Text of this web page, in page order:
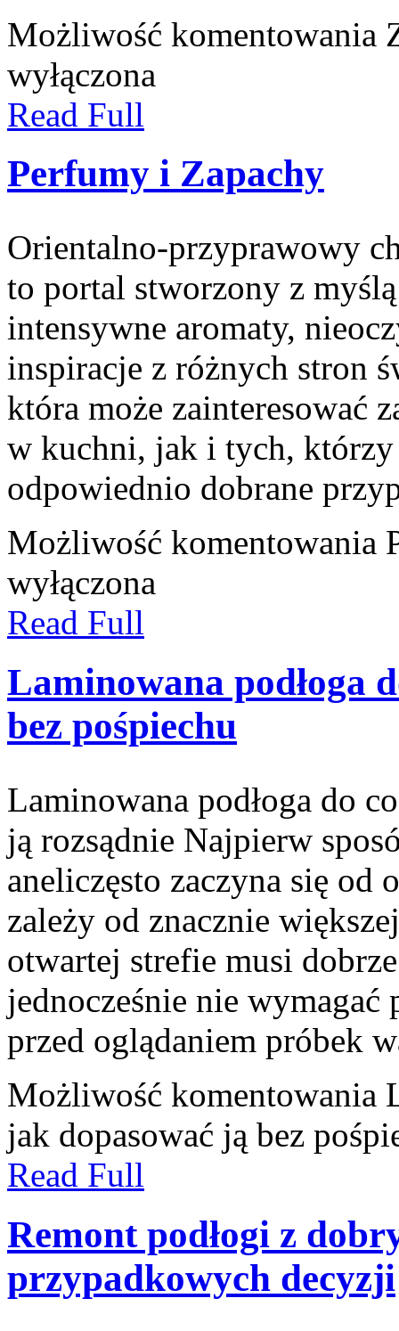
Możliwość komentowania
wyłączona
Read Full
Perfumy i Zapachy
Orientalno-przyprawowy
to portal stworzony z
intensywne aromaty,
inspiracje z różnych stron
która może zainteresować
w kuchni, jak i tych, którzy
odpowiednio dobrane
Możliwość komentowania
wyłączona
Read Full
Laminowana podłoga
bez pośpiechu
Laminowana podłoga do
ją rozsądnie Najpierw
aneliczęsto zaczyna się od
zależy od znacznie
otwartej strefie musi
jednocześnie nie wymagać
przed oglądaniem próbek
Możliwość komentowania
jak dopasować ją bez
Read Full
Remont podłogi z
przypadkowych decyzji